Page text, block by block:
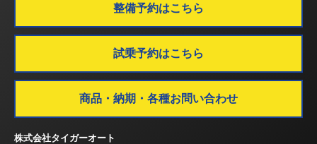
整備予約はこちら
試乗予約はこちら
商品・納期・各種お問い合わせ
株式会社タイガーオート